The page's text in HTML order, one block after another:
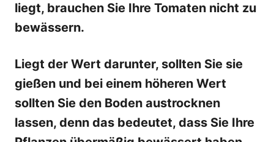
liegt, brauchen Sie Ihre Tomaten nicht zu
bewässern.
Liegt der Wert darunter, sollten Sie sie
gießen und bei einem höheren Wert
sollten Sie den Boden austrocknen
lassen, denn das bedeutet, dass Sie Ihre